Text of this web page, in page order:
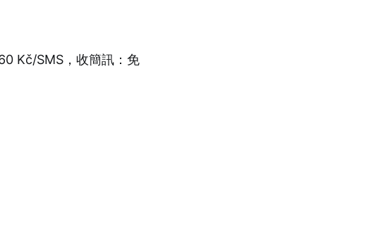
Kč/SMS，收簡訊：免